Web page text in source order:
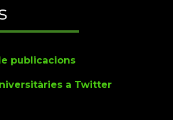
publicacions
a Twitter